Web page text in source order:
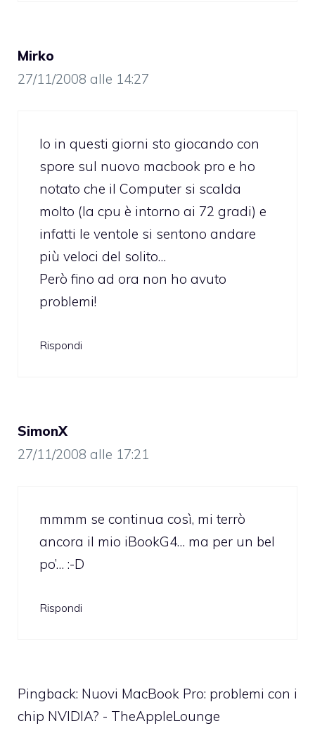
Mirko
27/11/2008 alle 14:27
Io in questi giorni sto giocando con
spore sul nuovo macbook pro e ho
notato che il Computer si scalda
molto (la cpu è intorno ai 72 gradi) e
infatti le ventole si sentono andare
più veloci del solito…
Però fino ad ora non ho avuto
problemi!
Rispondi
SimonX
27/11/2008 alle 17:21
mmmm se continua così, mi terrò
ancora il mio iBookG4… ma per un bel
po’… :-D
Rispondi
Pingback: Nuovi MacBook Pro: problemi con i
chip NVIDIA? - TheAppleLounge